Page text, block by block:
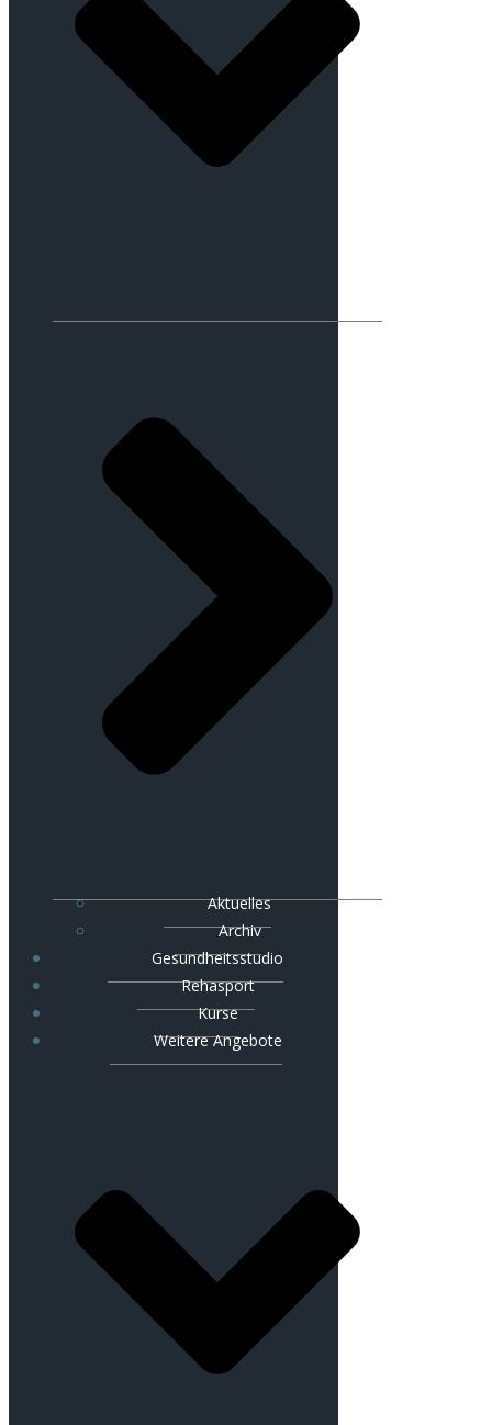
Aktuelles
Archiv
Gesundheitsstudio
Rehasport
Kurse
Weitere Angebote